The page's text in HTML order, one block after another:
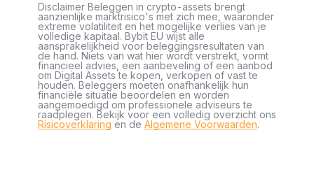
Disclaimer Beleggen in crypto-assets brengt
aanzienlijke marktrisico's met zich mee, waaronder
extreme volatiliteit en het mogelijke verlies van je
volledige kapitaal. Bybit EU wijst alle
aansprakelijkheid voor beleggingsresultaten van
de hand. Niets van wat hier wordt verstrekt, vormt
financieel advies, een aanbeveling of een aanbod
om Digital Assets te kopen, verkopen of vast te
houden. Beleggers moeten onafhankelijk hun
financiële situatie beoordelen en worden
aangemoedigd om professionele adviseurs te
raadplegen. Bekijk voor een volledig overzicht ons
Risicoverklaring en de Algemene Voorwaarden.